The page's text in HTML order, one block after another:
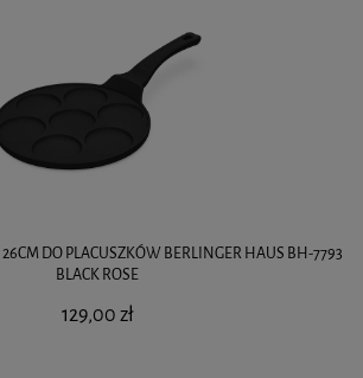
DO PLACUSZKÓW BERLINGER HAUS BH-7793
BLACK ROSE
129,00 zł